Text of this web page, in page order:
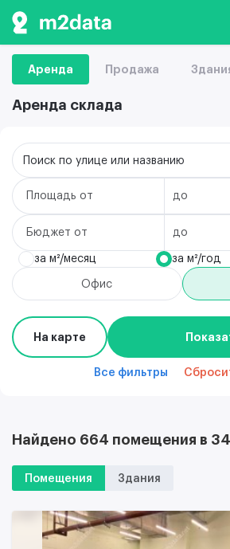
Аренда Продажа
Аренда склада
Площадь
Бюджет
за м²/месяц за м²/год
Офис
Поиск по улице или названию
На карте
Все фильтры
Найдено 664 помещения в
Помещения Здания